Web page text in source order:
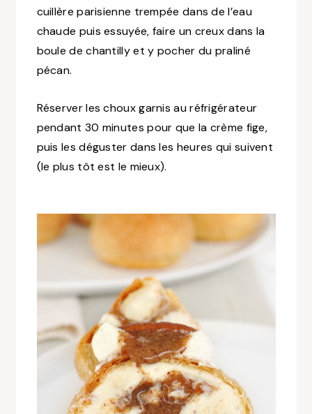
cuillère parisienne trempée dans de l’eau
chaude puis essuyée, faire un creux dans la
boule de chantilly et y pocher du praliné
pécan.
Réserver les choux garnis au réfrigérateur
pendant 30 minutes pour que la crème fige,
puis les déguster dans les heures qui suivent
(le plus tôt est le mieux).